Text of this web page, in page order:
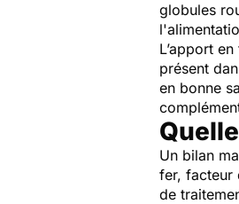
globules
L’apport
présent
en bonne
Un bilan
fer, facteur
de